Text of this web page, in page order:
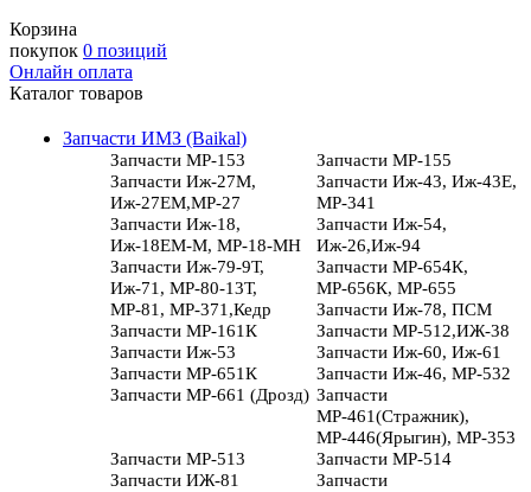
Корзина
покупок 0 позиций
Онлайн оплата
Каталог товаров
Запчасти ИМЗ (Baikal)
Запчасти МР-153
Запчасти МР-155
Запчасти Иж-27М,
Иж-27ЕМ,МР-27
Запчасти Иж-43, Иж-43Е,
МР-341
Запчасти Иж-18,
Иж-18ЕМ-М, МР-18-МН
Запчасти Иж-54,
Иж-26,Иж-94
Запчасти Иж-79-9Т,
Иж-71, МР-80-13Т,
МР-81, МР-371,Кедр
Запчасти МР-654К,
МР-656К, МР-655
Запчасти Иж-78, ПСМ
Запчасти МР-161К
Запчасти МР-512,ИЖ-38
Запчасти Иж-53
Запчасти Иж-60, Иж-61
Запчасти МР-651К
Запчасти Иж-46, МР-532
Запчасти МР-661 (Дрозд) Запчасти
МР-461(Стражник),
МР-446(Ярыгин), МР-353
Запчасти МР-513
Запчасти МР-514
Запчасти ИЖ-81
Запчасти